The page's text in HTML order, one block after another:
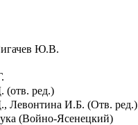
Ю.В.
ред.)
Левонтина И.Б. (Отв. ред.)
(Войно-Ясенецкий)